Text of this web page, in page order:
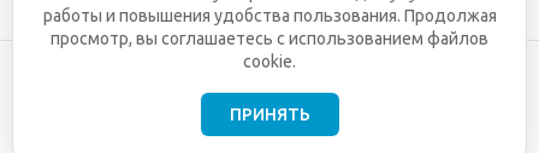
работы и повышения удобства пользования. Продолжая
просмотр, вы соглашаетесь с использованием файлов
cookie.
ПРИНЯТЬ